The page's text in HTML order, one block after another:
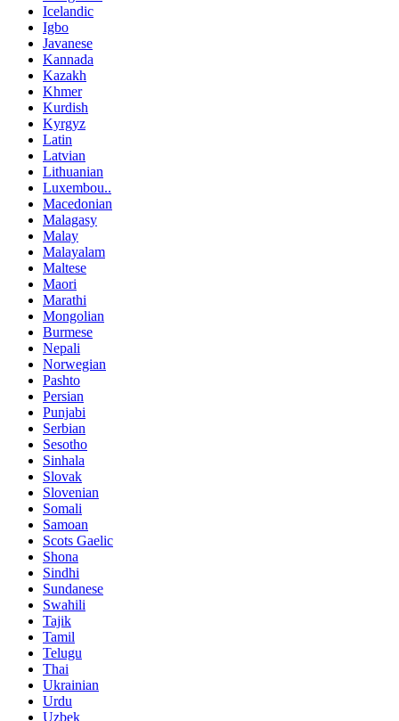
Icelandic
Igbo
Javanese
Kannada
Kazakh
Khmer
Kurdish
Kyrgyz
Latin
Latvian
Lithuanian
Luxembou..
Macedonian
Malagasy
Malay
Malayalam
Maltese
Maori
Marathi
Mongolian
Burmese
Nepali
Norwegian
Pashto
Persian
Punjabi
Serbian
Sesotho
Sinhala
Slovak
Slovenian
Somali
Samoan
Scots Gaelic
Shona
Sindhi
Sundanese
Swahili
Tajik
Tamil
Telugu
Thai
Ukrainian
Urdu
Uzbek